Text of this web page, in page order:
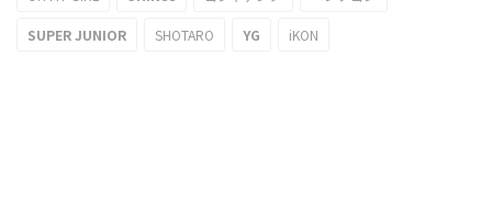
SUPER JUNIOR SHOTARO YG iKON